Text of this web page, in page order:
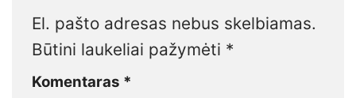
El. pašto adresas nebus skelbiamas.
Būtini laukeliai pažymėti *
Komentaras *